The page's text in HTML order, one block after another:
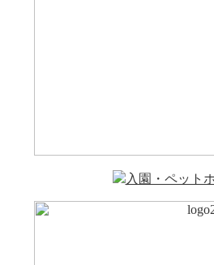
入園・ペット